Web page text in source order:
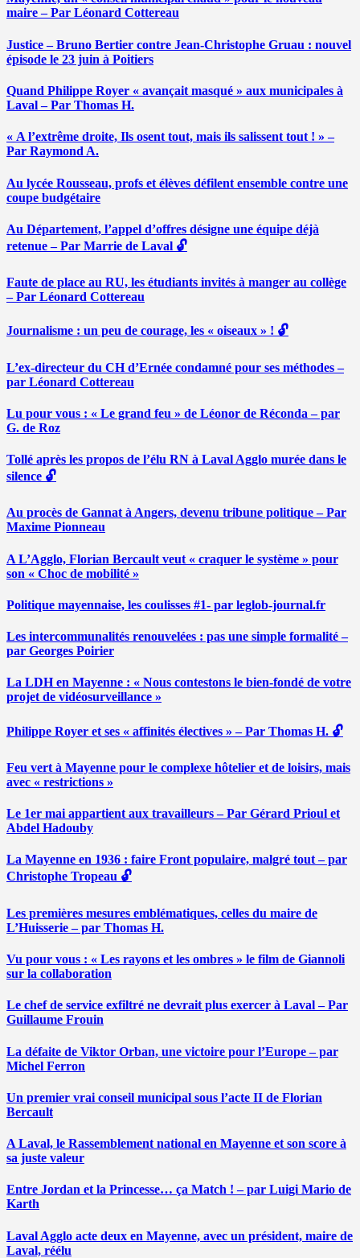
maire – Par Léonard Cottereau
Justice – Bruno Bertier contre Jean-Christophe Gruau : nouvel
épisode le 23 juin à Poitiers
Quand Philippe Royer « avançait masqué » aux municipales à
Laval – Par Thomas H.
« A l’extrême droite, Ils osent tout, mais ils salissent tout ! » –
Par Raymond A.
Au lycée Rousseau, profs et élèves défilent ensemble contre une
coupe budgétaire
Au Département, l’appel d’offres désigne une équipe déjà
retenue – Par Marrie de Laval 🔓
Faute de place au RU, les étudiants invités à manger au collège
– Par Léonard Cottereau
Journalisme : un peu de courage, les « oiseaux » ! 🔓
L’ex-directeur du CH d’Ernée condamné pour ses méthodes –
par Léonard Cottereau
Lu pour vous : « Le grand feu » de Léonor de Réconda – par
G. de Roz
Tollé après les propos de l’élu RN à Laval Agglo murée dans le
silence 🔓
Au procès de Gannat à Angers, devenu tribune politique – Par
Maxime Pionneau
A L’Agglo, Florian Bercault veut « craquer le système » pour
son « Choc de mobilité »
Politique mayennaise, les coulisses #1- par leglob-journal.fr
Les intercommunalités renouvelées : pas une simple formalité –
par Georges Poirier
La LDH en Mayenne : « Nous contestons le bien-fondé de votre
projet de vidéosurveillance »
Philippe Royer et ses « affinités électives » – Par Thomas H. 🔓
Feu vert à Mayenne pour le complexe hôtelier et de loisirs, mais
avec « restrictions »
Le 1er mai appartient aux travailleurs – Par Gérard Prioul et
Abdel Hadouby
La Mayenne en 1936 : faire Front populaire, malgré tout – par
Christophe Tropeau 🔓
Les premières mesures emblématiques, celles du maire de
L’Huisserie – par Thomas H.
Vu pour vous : « Les rayons et les ombres » le film de Giannoli
sur la collaboration
Le chef de service exfiltré ne devrait plus exercer à Laval – Par
Guillaume Frouin
La défaite de Viktor Orban, une victoire pour l’Europe – par
Michel Ferron
Un premier vrai conseil municipal sous l’acte II de Florian
Bercault
A Laval, le Rassemblement national en Mayenne et son score à
sa juste valeur
Entre Jordan et la Princesse… ça Match ! – par Luigi Mario de
Karth
Laval Agglo acte deux en Mayenne, avec un président, maire de
Laval, réélu